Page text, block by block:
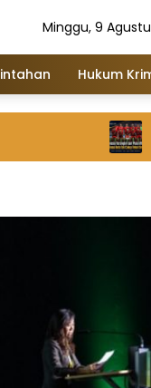
Minggu, 9
Hukum